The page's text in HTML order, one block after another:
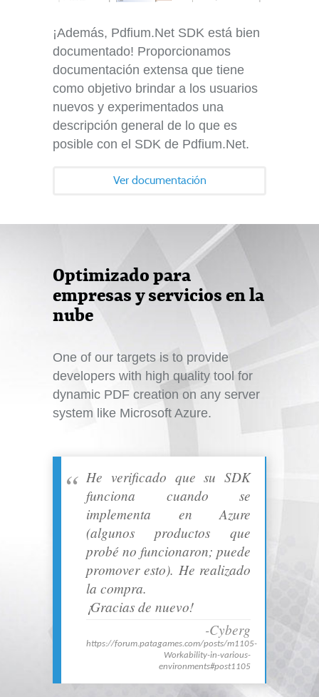
¡Además, Pdfium.Net SDK está bien
documentado! Proporcionamos
documentación extensa que tiene
como objetivo brindar a los usuarios
nuevos y experimentados una
descripción general de lo que es
posible con el SDK de Pdfium.Net.
Ver documentación
Optimizado para
empresas y servicios en la
nube
One of our targets is to provide
developers with high quality tool for
dynamic PDF creation on any server
system like Microsoft Azure.
He verificado que su SDK
funciona cuando se
implementa en Azure
(algunos productos que
probé no funcionaron; puede
promover esto). He realizado
la compra.
¡Gracias de nuevo!
-Cyberg
https://forum.patagames.com/posts/m1105-
Workability-in-various-
environments#post1105